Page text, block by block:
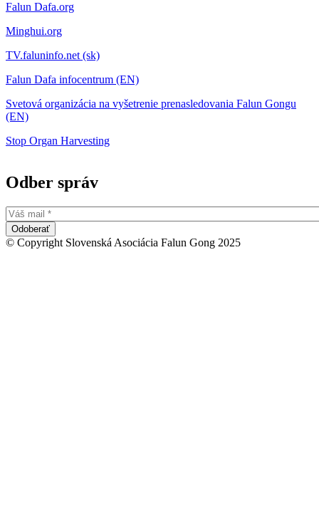
Falun Dafa.org
Minghui.org
TV.faluninfo.net (sk)
Falun Dafa infocentrum (EN)
Svetová organizácia na vyšetrenie prenasledovania Falun Gongu
(EN)
Stop Organ Harvesting
Odber správ
© Copyright Slovenská Asociácia Falun Gong 2025